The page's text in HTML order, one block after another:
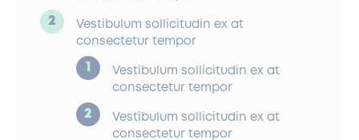
Vestibulum sollicitudin ex at
consectetur tempor
Vestibulum sollicitudin ex at
consectetur tempor
Vestibulum sollicitudin ex at
consectetur tempor